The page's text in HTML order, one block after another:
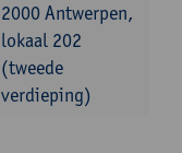
2000 Antwerpen,
lokaal 202
(tweede
verdieping)